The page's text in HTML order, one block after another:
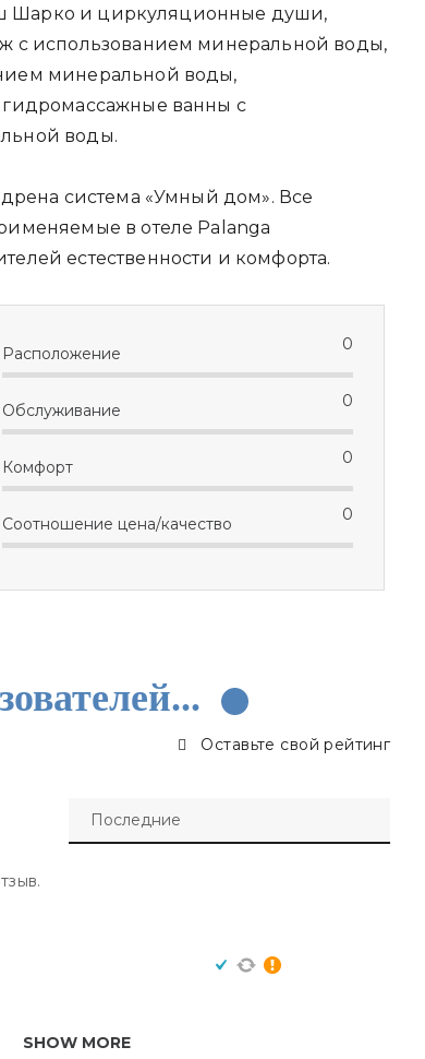
Шарко и циркуляционные души,
с использованием минеральной воды,
минеральной воды,
гидромассажные ванны с
воды.
система «Умный дом». Все
в отеле Palanga
естественности и комфорта.
Расположение 0
Обслуживание 0
Комфорт 0
Соотношение цена/качество 0
Оставьте свой рейтинг
SHOW MORE